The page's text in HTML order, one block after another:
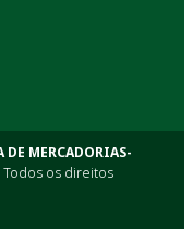
DE MERCADORIAS-
Todos os direitos